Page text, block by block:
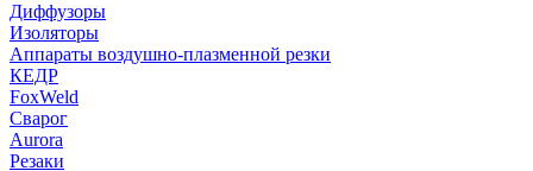
Диффузоры
Изоляторы
Аппараты воздушно-плазменной резки
КЕДР
FoxWeld
Сварог
Aurora
Резаки